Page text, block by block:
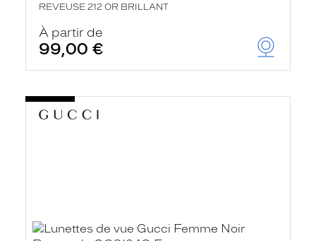
REVEUSE 212 OR BRILLANT
À partir de
99,00 €